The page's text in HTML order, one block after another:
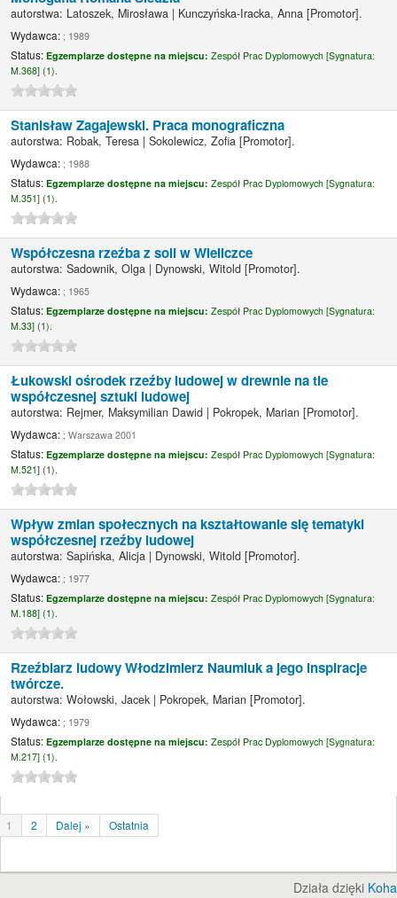
autorstwa: Latoszek, Mirosława | Kunczyńska-Iracka, Anna [Promotor].
Wydawca: ; 1989
Status:Egzemplarze dostępne na miejscu:Zespół Prac Dyplomowych [Sygnatura:
M.368] (1).
Stanisław Zagajewski. Praca monograficzna
autorstwa: Robak, Teresa |Sokolewicz, Zofia [Promotor].
Wydawca: ; 1988
Status:Egzemplarze dostępne na miejscu:Zespół Prac Dyplomowych [Sygnatura:
M.351] (1).
Współczesna rzeźba z soli w Wieliczce
autorstwa:Sadownik, Olga | Dynowski, Witold [Promotor].
Wydawca: ; 1965
Status:Egzemplarze dostępne na miejscu:Zespół Prac Dyplomowych [Sygnatura:
M.33] (1).
Łukowski ośrodek rzeźby ludowej w drewnie na tle
współczesnej sztuki ludowej
autorstwa: Rejmer, Maksymilian Dawid | Pokropek, Marian [Promotor].
Wydawca: ; Warszawa 2001
Status:Egzemplarze dostępne na miejscu:Zespół Prac Dyplomowych [Sygnatura:
M.521] (1).
Wpływ zmian społecznych na kształtowanie się tematyki
współczesnej rzeźby ludowej
autorstwa:Sapińska, Alicja | Dynowski, Witold [Promotor].
Wydawca: ; 1977
Status:Egzemplarze dostępne na miejscu:Zespół Prac Dyplomowych [Sygnatura:
M.188] (1).
Rzeźbiarz ludowy Włodzimierz Naumiuk a jego inspiracje
twórcze.
autorstwa:Wołowski, Jacek | Pokropek, Marian [Promotor].
Wydawca: ; 1979
Status:Egzemplarze dostępne na miejscu:Zespół Prac Dyplomowych [Sygnatura:
M.217] (1).
1 2 Dalej » Ostatnia
Działa dzięki Koha